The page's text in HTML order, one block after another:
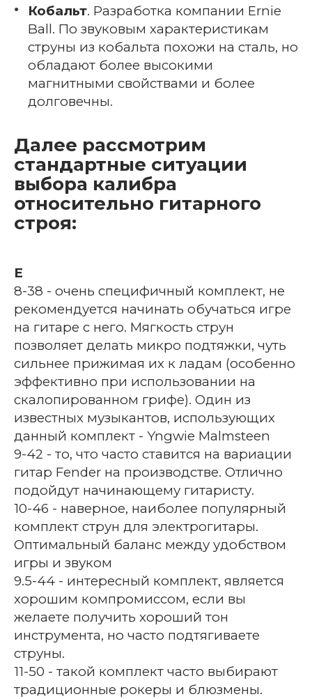
Кобальт. Разработка компании Ernie
Ball. По звуковым характеристикам
струны из кобальта похожи на сталь, но
обладают более высокими
магнитными свойствами и более
долговечны.
Далее рассмотрим
стандартные ситуации
выбора калибра
относительно гитарного
строя:
E
8-38 - очень специфичный комплект, не
рекомендуется начинать обучаться игре
на гитаре с него. Мягкость струн
позволяет делать микро подтяжки, чуть
сильнее прижимая их к ладам (особенно
эффективно при использовании на
скалопированном грифе). Один из
известных музыкантов, использующих
данный комплект - Yngwie Malmsteen
9-42 - то, что часто ставится на вариации
гитар Fender на производстве. Отлично
подойдут начинающему гитаристу.
10-46 - наверное, наиболее популярный
комплект струн для электрогитары.
Оптимальный баланс между удобством
игры и звуком
9.5-44 - интересный комплект, является
хорошим компромиссом, если вы
желаете получить хороший тон
инструмента, но часто подтягиваете
струны.
11-50 - такой комплект часто выбирают
традиционные рокеры и блюзмены.